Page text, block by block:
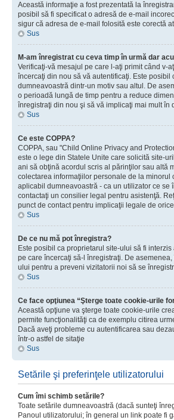
Această informaţie a fost prezentată la
posibil să fi specificat o adresă de e-mail
sigur că adresa de e-mail folosită este corectă
Sus
M-am înregistrat cu ceva timp în urmă dar
Verificaţi-vă mesajul pe care l-aţi primit când v-
încercaţi din nou să vă autentificaţi. Este
dumneavoastră dintr-un motiv sau altul. De
o perioadă lungă de timp pentru a reduce
înregistraţi din nou şi să vă implicaţi mai mult în
Sus
Ce este COPPA?
COPPA, sau "Child Online Privacy and
este o lege din Statele Unite care solicită site-
ani să obţină acordul scris al părinţilor sau altă
colectarea informaţiilor personale de la minorul
aplicabil dumneavoastră - ca un utilizator ce
contactaţi un consilier legal pentru asistenţă.
punct de contact pentru implicaţii legale de
Sus
De ce nu mă pot înregistra?
Este posibil ca proprietarul site-ului să fi
pe care încercaţi să-l înregistraţi. De
ului pentru a preveni vizitatorii noi să se
Sus
Ce face opţiunea “Şterge toate cookie-urile
Această opţiune va şterge toate cookie-urile
permite funcţionalităţi ca de exemplu citirea
Dacă aveţi probleme cu autentificarea sau
într-o astfel de sitaţie
Sus
Setările şi preferinţele utilizatorului
Cum îmi schimb setările?
Toate setările dumneavoastră (dacă sunteţi
Panoul utilizatorului; în general un link poate fi